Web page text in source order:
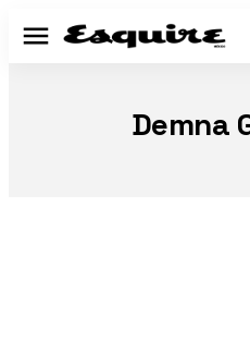
Menú
Demna